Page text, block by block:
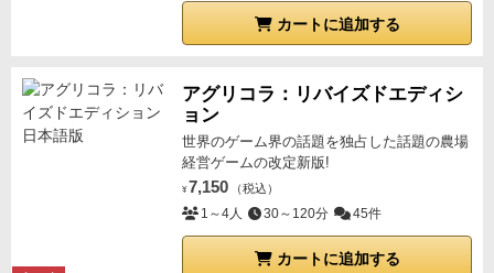
カートに追加する
アグリコラ：リバイズドエディシ
ョン
世界のゲーム界の話題を独占した話題の農場
経営ゲームの改定新版!
¥ 7,150 （税込）
1～4人 30～120分 45件
カートに追加する